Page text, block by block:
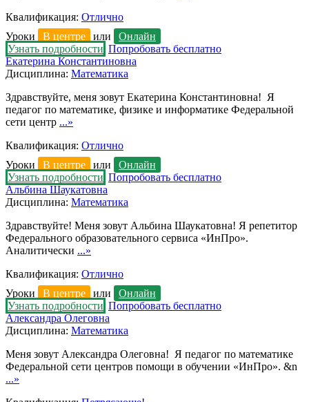
Квалификация: Отлично
Уроки
В центре или
Онлайн
Узнать подробности Попробовать бесплатно
Екатерина Константиновна
Дисциплина: Математика
Здравствуйте, меня зовут Екатерина Константиновна! Я
педагог по математике, физике и информатике Федеральной
сети центр ...»
Квалификация: Отлично
Уроки
В центре или
Онлайн
Узнать подробности Попробовать бесплатно
Альбина Шаукатовна
Дисциплина: Математика
Здравствуйте! Меня зовут Альбина Шаукатовна! Я репетитор
Федерального образовательного сервиса «ИнПро».
Аналитически ...»
Квалификация: Отлично
Уроки
В центре или
Онлайн
Узнать подробности Попробовать бесплатно
Александра Олеговна
Дисциплина: Математика
Меня зовут Александра Олеговна! Я педагог по математике
Федеральной сети центров помощи в обучении «ИнПро». &n
...»